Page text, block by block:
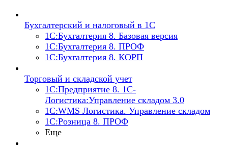
Бухгалтерский и налоговый в 1С
1C:Бухгалтерия 8. Базовая версия
1C:Бухгалтерия 8. ПРОФ
1C:Бухгалтерия 8. КОРП
Торговый и складской учет
1С:Предприятие 8. 1С-
Логистика:Управление складом 3.0
1С:WMS Логистика. Управление складом
1С:Розница 8. ПРОФ
Еще